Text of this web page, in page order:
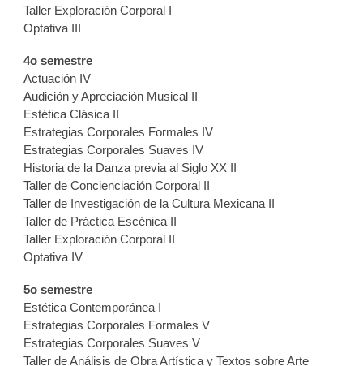
Taller Exploración Corporal I
Optativa III
4o semestre
Actuación IV
Audición y Apreciación Musical II
Estética Clásica II
Estrategias Corporales Formales IV
Estrategias Corporales Suaves IV
Historia de la Danza previa al Siglo XX II
Taller de Concienciación Corporal II
Taller de Investigación de la Cultura Mexicana II
Taller de Práctica Escénica II
Taller Exploración Corporal II
Optativa IV
5o semestre
Estética Contemporánea I
Estrategias Corporales Formales V
Estrategias Corporales Suaves V
Taller de Análisis de Obra Artística y Textos sobre Arte